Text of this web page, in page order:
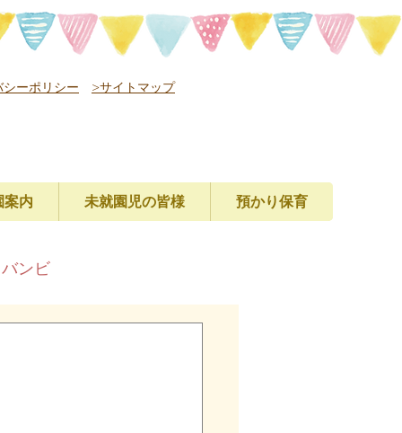
ーポリシー >サイトマップ
案内 未就園児の皆様 預かり保育
ンビ